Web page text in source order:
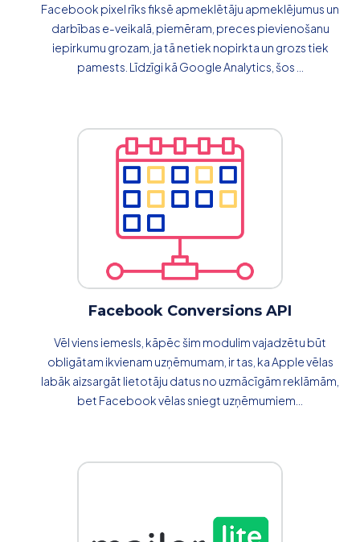
Facebook pixel rīks fiksē apmeklētāju apmeklējumus un
darbības e-veikalā, piemēram, preces pievienošanu
iepirkumu grozam, ja tā netiek nopirkta un grozs tiek
pamests. Līdzīgi kā Google Analytics, šos ...
Facebook Conversions API
Vēl viens iemesls, kāpēc šim modulim vajadzētu būt
obligātam ikvienam uzņēmumam, ir tas, ka Apple vēlas
labāk aizsargāt lietotāju datus no uzmācīgām reklāmām,
bet Facebook vēlas sniegt uzņēmumiem...